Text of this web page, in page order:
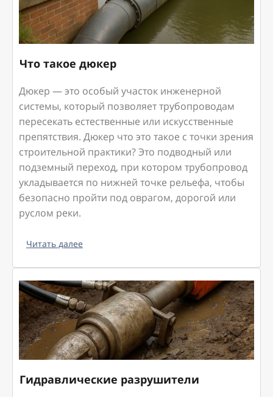
Что такое дюкер
Дюкер — это особый участок инженерной
системы, который позволяет трубопроводам
пересекать естественные или искусственные
препятствия. Дюкер что это такое с точки зрения
строительной практики? Это подводный или
подземный переход, при котором трубопровод
укладывается по нижней точке рельефа, чтобы
безопасно пройти под оврагом, дорогой или
руслом реки.
Читать далее
Гидравлические разрушители